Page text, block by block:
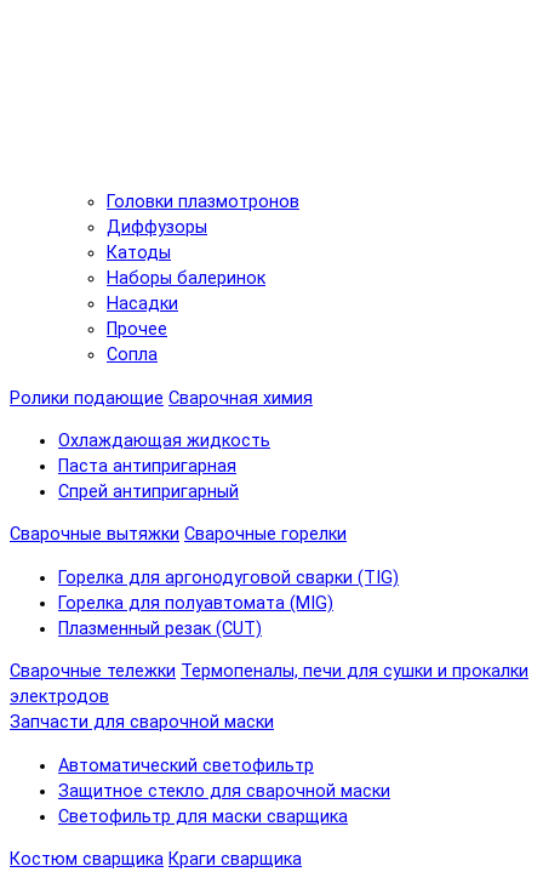
Головки плазмотронов
Диффузоры
Катоды
Наборы балеринок
Насадки
Прочее
Сопла
Ролики подающие Сварочная химия
Охлаждающая жидкость
Паста антипригарная
Спрей антипригарный
Сварочные вытяжки Сварочные горелки
Горелка для аргонодуговой сварки (TIG)
Горелка для полуавтомата (MIG)
Плазменный резак (CUT)
Сварочные тележки Термопеналы, печи для сушки и прокалки
электродов
Запчасти для сварочной маски
Автоматический светофильтр
Защитное стекло для сварочной маски
Светофильтр для маски сварщика
Костюм сварщика Краги сварщика